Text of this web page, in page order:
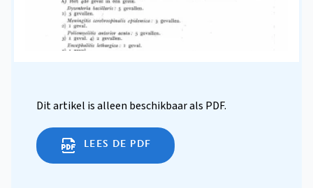
Dit artikel is alleen beschikbaar als PDF.
LEES DE PDF